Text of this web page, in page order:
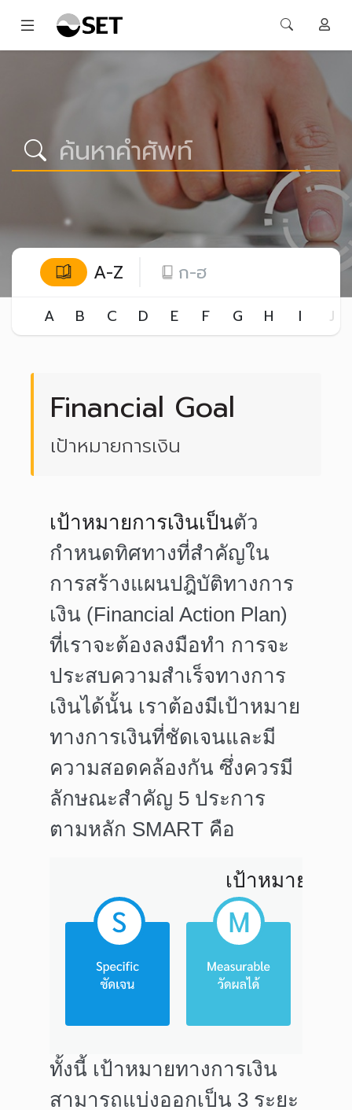
A-Z ก-ฮ
A B C D E F G H I J
Financial Goal
เป้าหมายการเงิน
เป้าหมายการเงินเป็นตัว
กำหนดทิศทางที่สำคัญใน
การสร้างแผนปฎิบัติทางการ
เงิน (Financial Action Plan)
ที่เราจะต้องลงมือทำ การจะ
ประสบความสำเร็จทางการ
เงินได้นั้น เราต้องมีเป้าหมาย
ทางการเงินที่ชัดเจนและมี
ความสอดคล้องกัน ซึ่งควรมี
ลักษณะสำคัญ 5 ประการ
ตามหลัก SMART คือ
เป้าหมายที่ดี
ทั้งนี้ เป้าหมายทางการเงิน
สามารถแบ่งออกเป็น 3 ระยะ